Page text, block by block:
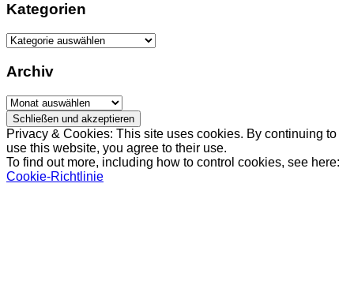
Kategorien
Kategorien
Archiv
Archiv
Privacy & Cookies: This site uses cookies. By continuing to
use this website, you agree to their use.
To find out more, including how to control cookies, see here:
Cookie-Richtlinie